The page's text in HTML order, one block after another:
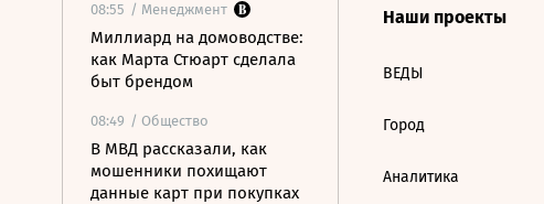
08:55 / Менеджмент
Миллиард на домоводстве:
как Марта Стюарт сделала
быт брендом
08:49 / Общество
В МВД рассказали, как
мошенники похищают
данные карт при покупках
Наши проекты
ВЕДЫ
Город
Аналитика